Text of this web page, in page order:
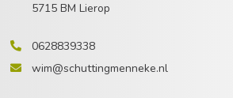
5715 BM Lierop
0628839338
wim@schuttingmenneke.nl